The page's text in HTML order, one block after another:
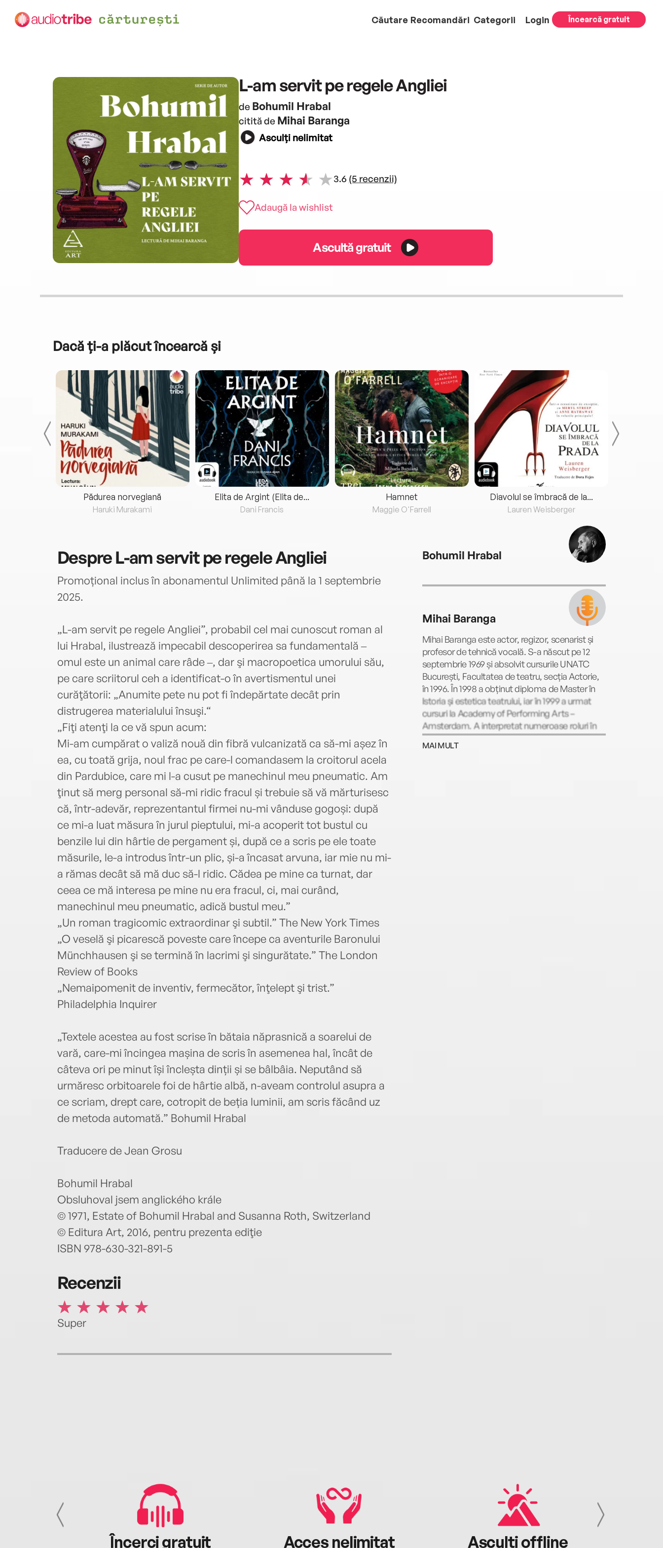
Căutare Recomandări Categorii Login Încearcă gratuit
L-am servit pe regele Angliei
de Bohumil Hrabal
citită de Mihai Baranga
Asculți nelimitat
3.6 (5 recenzii)
Adaugă la wishlist
Ascultă gratuit
Dacă ți-a plăcut încearcă și
Pădurea norvegiană
Haruki Murakami
Elita de Argint (Elita de...
Dani Francis
Hamnet
Maggie O'Farrell
Diavolul se îmbracă de la...
Lauren Weisberger
DespreL-am servit pe regele Angliei
Promoțional inclus în abonamentul Unlimited până la 1 septembrie
2025.
„L-am servit pe regele Angliei”, probabil cel mai cunoscut roman al
lui Hrabal, ilustrează impecabil descoperirea sa fundamentală ‒
omul este un animal care râde ‒, dar şi macropoetica umorului său,
pe care scriitorul ceh a identificat-o în avertismentul unei
curăţătorii: „Anumite pete nu pot fi îndepărtate decât prin
distrugerea materialului însuşi.“
„Fiţi atenţi la ce vă spun acum:
Mi-am cumpărat o valiză nouă din fibră vulcanizată ca să-mi așez în
ea, cu toată grija, noul frac pe care-l comandasem la croitorul acela
din Pardubice, care mi l-a cusut pe manechinul meu pneumatic. Am
ţinut să merg personal să-mi ridic fracul și trebuie să vă mărturisesc
că, într-adevăr, reprezentantul firmei nu-mi vânduse gogoși: după
ce mi-a luat măsura în jurul pieptului, mi-a acoperit tot bustul cu
benzile lui din hârtie de pergament și, după ce a scris pe ele toate
măsurile, le-a introdus într-un plic, și-a încasat arvuna, iar mie nu mi-
a rămas decât să mă duc să-l ridic. Cădea pe mine ca turnat, dar
ceea ce mă interesa pe mine nu era fracul, ci, mai curând,
manechinul meu pneumatic, adică bustul meu.”
„Un roman tragicomic extraordinar şi subtil.” The New York Times
„O veselă şi picarescă poveste care începe ca aventurile Baronului
Münchhausen şi se termină în lacrimi şi singurătate.” The London
Review of Books
„Nemaipomenit de inventiv, fermecător, înţelept şi trist.”
Philadelphia Inquirer
„Textele acestea au fost scrise în bătaia năprasnică a soarelui de
vară, care-mi încingea mașina de scris în asemenea hal, încât de
câteva ori pe minut își încleșta dinții și se bâlbâia. Neputând să
urmăresc orbitoarele foi de hârtie albă, n-aveam controlul asupra a
ce scriam, drept care, cotropit de beția luminii, am scris făcând uz
de metoda automată.” Bohumil Hrabal
Traducere de Jean Grosu
Bohumil Hrabal
Obsluhoval jsem anglického krále
© 1971, Estate of Bohumil Hrabal and Susanna Roth, Switzerland
© Editura Art, 2016, pentru prezenta ediţie
ISBN 978-630-321-891-5
Recenzii
Super
Bohumil Hrabal
Mihai Baranga
Mihai Baranga este actor, regizor, scenarist și
profesor de tehnică vocală. S-a născut pe 12
septembrie 1969 și absolvit cursurile UNATC
București, Facultatea de teatru, secția Actorie,
în 1996. În 1998 a obținut diploma de Master în
Istoria și estetica teatrului, iar în 1999 a urmat
cursuri la Academy of Performing Arts –
Amsterdam. A interpretat numeroase roluri în
teatru, cinematografie, televiziune și a dublat
vocea multor personaje din desene animate si
MAI MULT
Încerci gratuit Acces nelimitat Asculți offline